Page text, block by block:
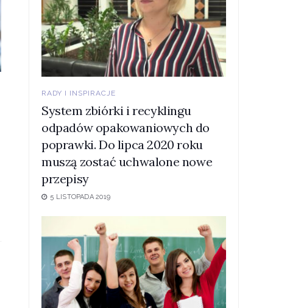
RADY I INSPIRACJE
System zbiórki i recyklingu
odpadów opakowaniowych do
poprawki. Do lipca 2020 roku
muszą zostać uchwalone nowe
przepisy
5 LISTOPADA 2019